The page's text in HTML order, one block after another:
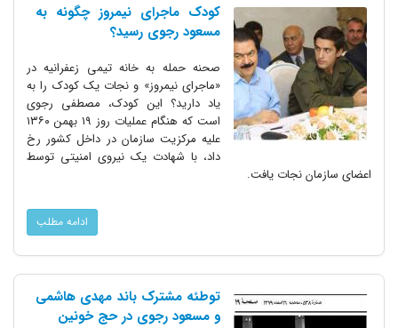
کودک ماجرای نیمروز چگونه به
مسعود رجوی رسید؟
صحنه حمله به خانه تیمی زعفرانیه در
«ماجرای نیمروز» و نجات یک کودک را به
یاد دارید؟ این کودک، مصطفی رجوی
است که هنگام عملیات روز ۱۹ بهمن‌ ۱۳۶۰
علیه مرکزیت سازمان در داخل کشور رخ
داد، با شهادت یک نیروی امنیتی توسط
اعضای سازمان نجات یافت.
ادامه مطلب
توطئه مشترک باند مهدی هاشمی
و مسعود رجوی در حج خونین